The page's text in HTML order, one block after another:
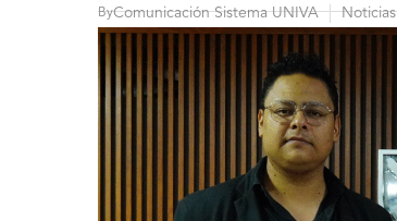
ByComunicación Sistema UNIVA Noticias